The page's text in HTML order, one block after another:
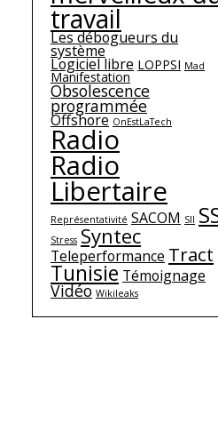
travail
Les débogueurs du
système
Logiciel libre LOPPSI Mad
Manifestation
Obsolescence
programmée
Offshore OnEstLaTech
Radio
Radio
Libertaire
Représentativité SACOM SII
Stress Syntec
Teleperformance Tract
Tunisie Témoignage
Vidéo Wikileaks